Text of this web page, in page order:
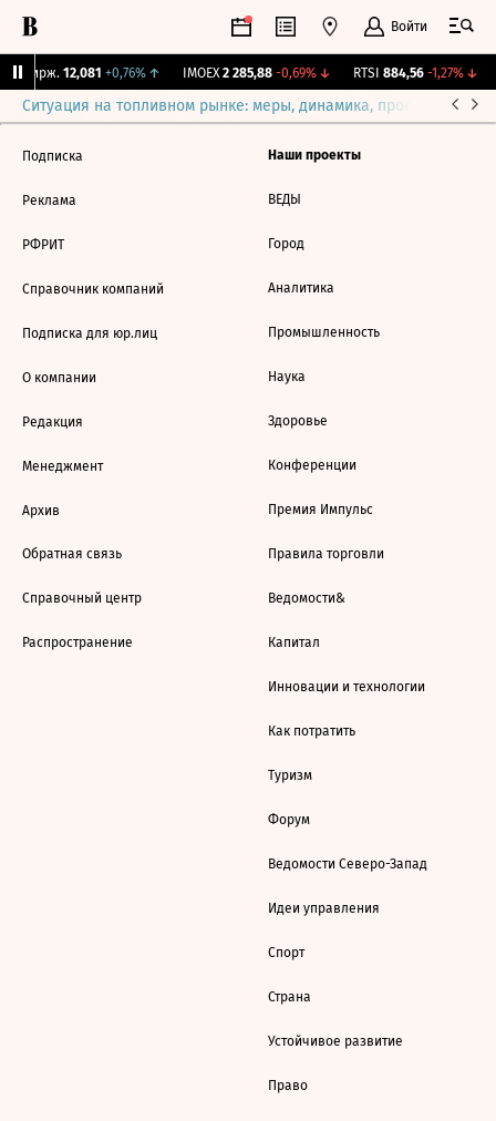
Войти
Бирж. 12,081 +0,76%↑ IMOEX 2 285,88 -0,69%↓ RTSI 884,56 -1,27%↓
Ситуация на топливном рынке: меры, динамика, прогнозы
Подписка
Реклама
РФРИТ
Справочник компаний
Подписка для юр.лиц
О компании
Редакция
Менеджмент
Архив
Обратная связь
Справочный центр
Распространение
Наши проекты
ВЕДЫ
Город
Аналитика
Промышленность
Наука
Здоровье
Конференции
Премия Импульс
Правила торговли
Ведомости&
Капитал
Инновации и технологии
Как потратить
Туризм
Форум
Ведомости Северо-Запад
Идеи управления
Спорт
Страна
Устойчивое развитие
Право